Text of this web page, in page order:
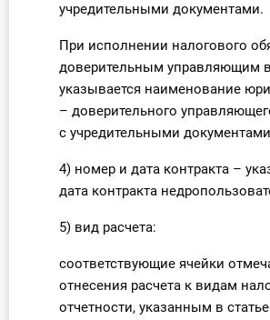
учредительными документами.
При исполнении налогового
доверительным управляющим
указывается наименование
– доверительного
с учредительными
4) номер и дата контракта –
дата контракта
5) вид расчета:
соответствующие ячейки
отнесения расчета к видам
отчетности, указанным в